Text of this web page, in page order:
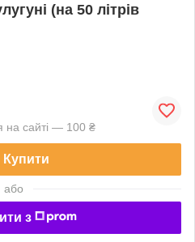
(на 50 літрів
на сайті — 100 ₴
Купити
або
з